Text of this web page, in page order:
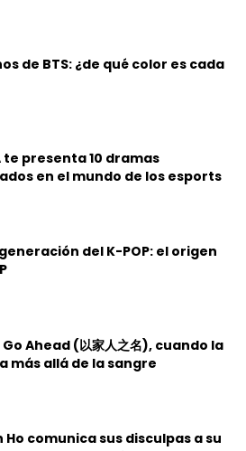
de BTS: ¿de qué color es cada
te presenta 10 dramas
en el mundo de los esports
del K-POP: el origen
Go Ahead (以家人之名), cuando la
más allá de la sangre
Ho comunica sus disculpas a su